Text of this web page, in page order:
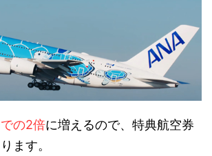
の2倍に増えるので、特典航空券
ます。